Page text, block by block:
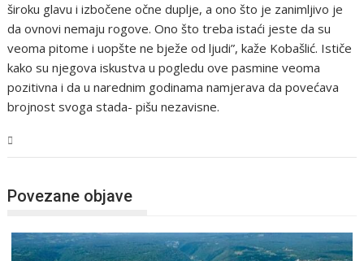
široku glavu i izbočene očne duplje, a ono što je zanimljivo je
da ovnovi nemaju rogove. Ono što treba istaći jeste da su
veoma pitome i uopšte ne bježe od ljudi”, kaže Kobašlić. Ističe
kako su njegova iskustva u pogledu ove pasmine veoma
pozitivna i da u narednim godinama namjerava da povećava
brojnost svoga stada- pišu nezavisne.
Povezane objave